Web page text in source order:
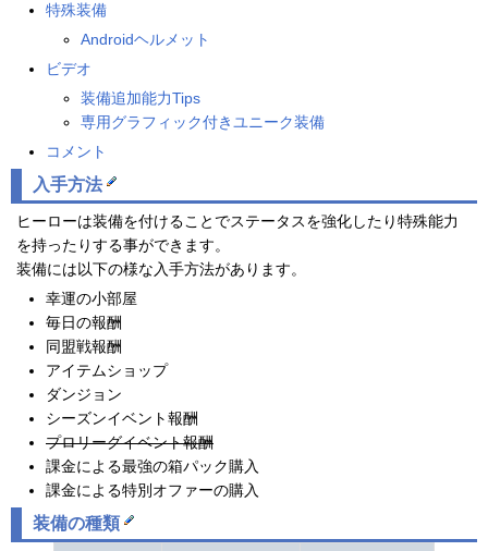
特殊装備
Androidヘルメット
ビデオ
装備追加能力Tips
専用グラフィック付きユニーク装備
コメント
入手方法
ヒーローは装備を付けることでステータスを強化したり特殊能力
を持ったりする事ができます。
装備には以下の様な入手方法があります。
幸運の小部屋
毎日の報酬
同盟戦報酬
アイテムショップ
ダンジョン
シーズンイベント報酬
プロリーグイベント報酬
課金による最強の箱パック購入
課金による特別オファーの購入
装備の種類